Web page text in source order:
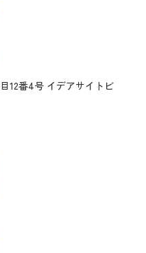
12番4号 イデアサイトビ